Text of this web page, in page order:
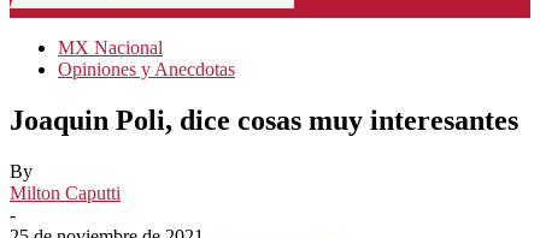
MX Nacional
Opiniones y Anecdotas
Joaquin Poli, dice cosas muy interesantes
By
Milton Caputti
-